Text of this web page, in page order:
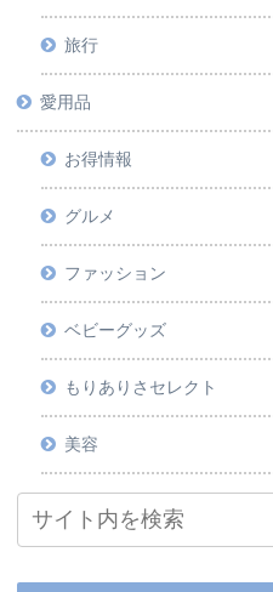
旅行
愛用品
お得情報
グルメ
ファッション
ベビーグッズ
もりありさセレクト
美容